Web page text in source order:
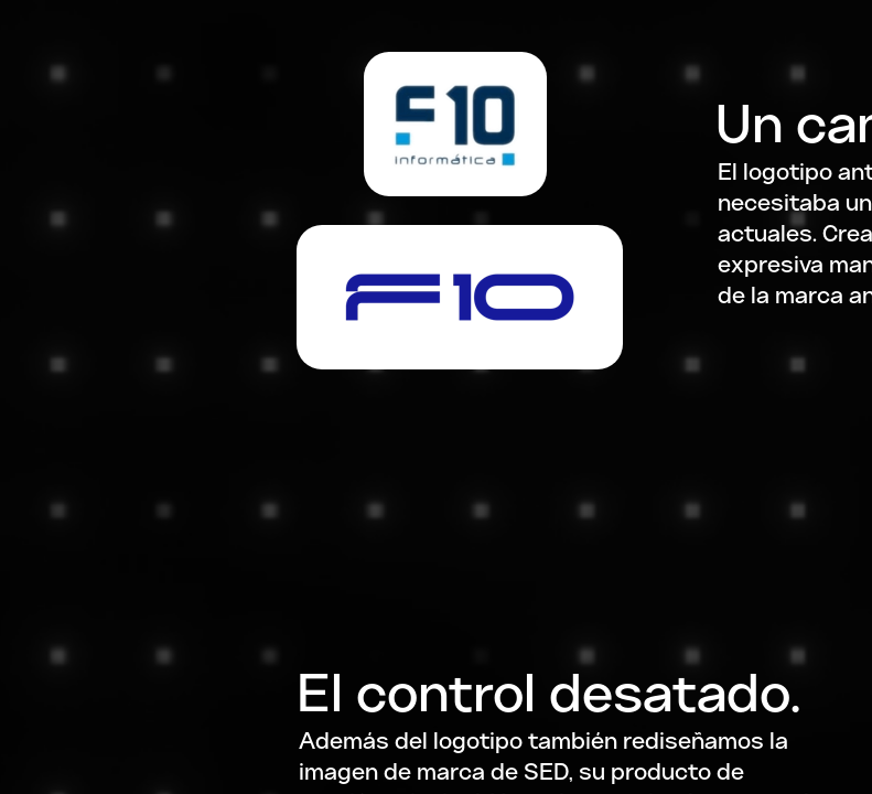
Un
El logotipo
necesitaba
actuales.
expresiva
de la marca
El control desatado.
Además del logotipo también rediseñamos la
imagen de marca de SED, su producto de